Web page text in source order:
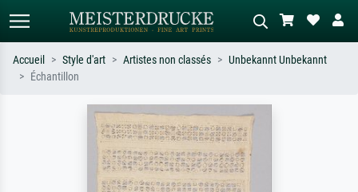
Recherchez par artiste, titre ou style –
ex. Monet, Nuit étoilée,
impressionnisme, vague de Hokusai,
Décrivez la scène – ex. prairie verte,
abstrait avec beaucoup de rouge,
tableau sombre, nu debout près d'un
Accueil Style d'art Artistes non classés
Unbekannt Unbekannt
Échantillon